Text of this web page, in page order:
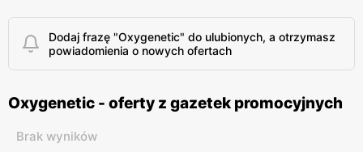
Dodaj frazę "Oxygenetic" do ulubionych, a otrzymasz
powiadomienia o nowych ofertach
Oxygenetic - oferty z gazetek promocyjnych
Brak wyników